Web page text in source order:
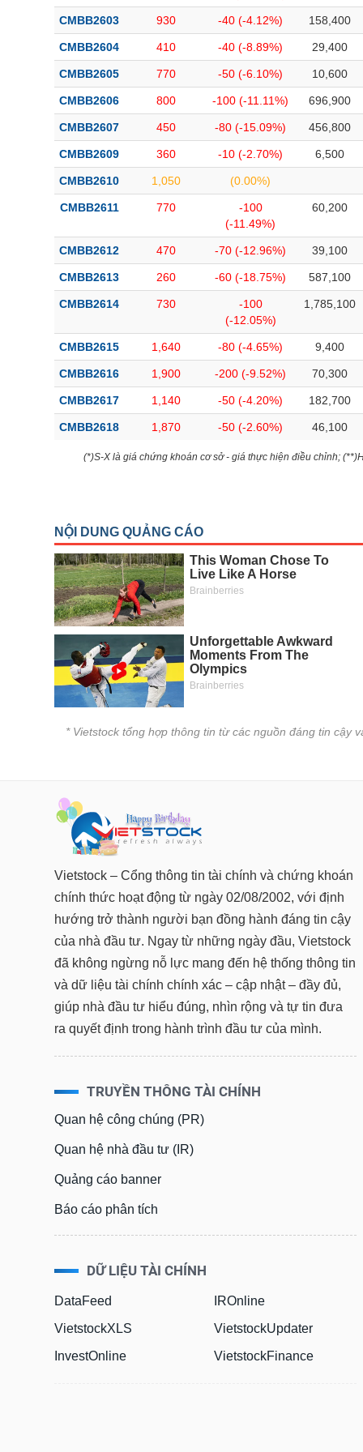
CMBB2603 930 -40 (-4.12%) 158,400
CMBB2604 410 -40 (-8.89%) 29,400
CMBB2605 770 -50 (-6.10%) 10,600
CMBB2606 800 -100 (-11.11%) 696,900
CMBB2607 450 -80 (-15.09%) 456,800
CMBB2609 360 -10 (-2.70%) 6,500
CMBB2610 1,050 (0.00%)
CMBB2611 770
-100
(-11.49%)
60,200
CMBB2612 470 -70 (-12.96%) 39,100
CMBB2613 260 -60 (-18.75%) 587,100
CMBB2614 730
-100
(-12.05%)
1,785,100
CMBB2615 1,640 -80 (-4.65%) 9,400
CMBB2616 1,900 -200 (-9.52%) 70,300
CMBB2617 1,140 -50 (-4.20%) 182,700
CMBB2618 1,870 -50 (-2.60%) 46,100
(*)S-X là giá chứng khoán cơ sở - giá thực hiện điều chỉnh;
* Vietstock tổng hợp thông tin từ các nguồn đáng tin cậy
Vietstock – Cổng thông tin tài chính và chứng khoán
chính thức hoạt động từ ngày 02/08/2002, với định
hướng trở thành người bạn đồng hành đáng tin cậy
của nhà đầu tư. Ngay từ những ngày đầu, Vietstock
đã không ngừng nỗ lực mang đến hệ thống thông tin
và dữ liệu tài chính chính xác – cập nhật – đầy đủ,
giúp nhà đầu tư hiểu đúng, nhìn rộng và tự tin đưa
ra quyết định trong hành trình đầu tư của mình.
TRUYỀN THÔNG TÀI CHÍNH
Quan hệ công chúng (PR)
Quan hệ nhà đầu tư (IR)
Quảng cáo banner
Báo cáo phân tích
DỮ LIỆU TÀI CHÍNH
DataFeed
VietstockXLS
InvestOnline
IROnline
VietstockUpdater
VietstockFinance
Bài viết của tác giả (-)
Báo cáo phân tích(-)
Thuật ngữ(-)
Dịch vụ(-)
Đào tạo
Công cụ đầu tư
Truyền thông tài chính